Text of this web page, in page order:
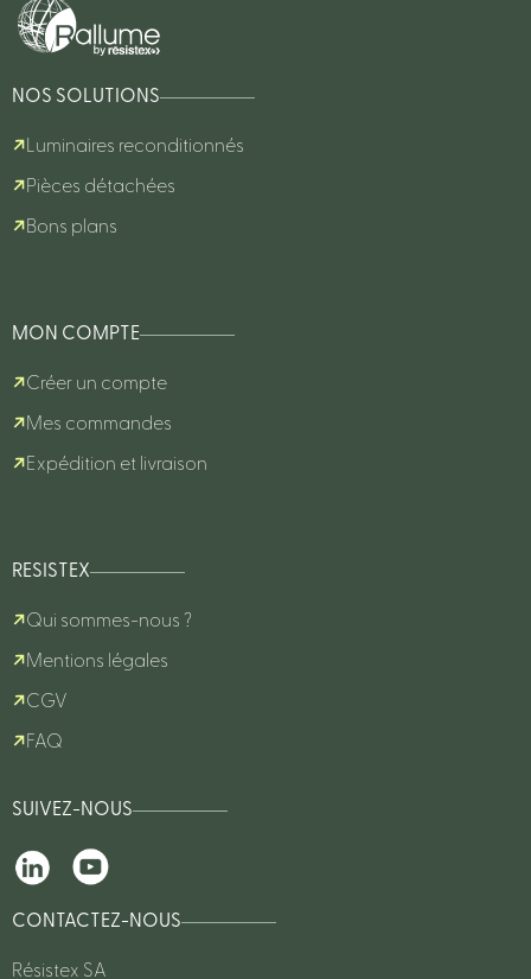
NOS SOLUTIONS
Luminaires reconditionnés
Pièces détachées
Bons plans
MON COMPTE
Créer un compte
Mes commandes
Expédition et livraison
RESISTEX
Qui sommes-nous ?
Mentions légales
CGV
FAQ
SUIVEZ-NOUS
CONTACTEZ-NOUS
Résistex SA